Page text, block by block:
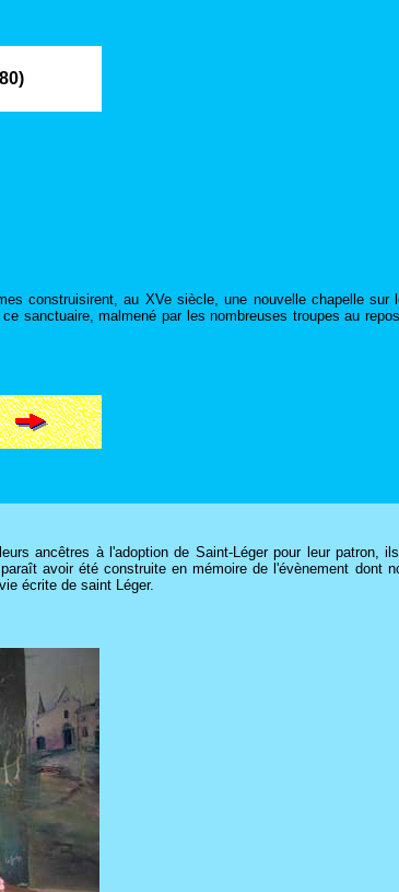
construisirent, au XVe siècle, une nouvelle chapelle sur
sanctuaire, malmené par les nombreuses troupes au
ancêtres à l'adoption de Saint-Léger pour leur patron,
avoir été construite en mémoire de l'évènement dont
écrite de saint Léger.